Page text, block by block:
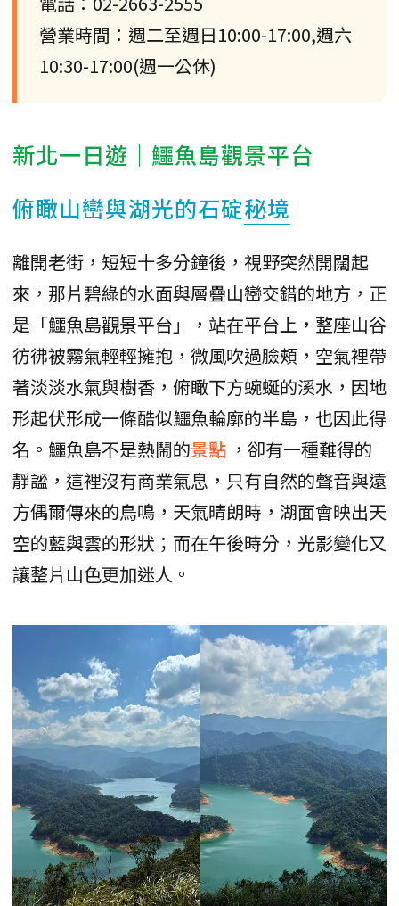
營業時間：週二至週日10:00-17:00,週六
10:30-17:00(週一公休)
新北一日遊｜鱷魚島觀景平台
俯瞰山巒與湖光的石碇秘境
離開老街，短短十多分鐘後，視野突然開闊起
來，那片碧綠的水面與層疊山巒交錯的地方，正
是「鱷魚島觀景平台」，站在平台上，整座山谷
彷彿被霧氣輕輕擁抱，微風吹過臉頰，空氣裡帶
著淡淡水氣與樹香，俯瞰下方蜿蜒的溪水，因地
形起伏形成一條酷似鱷魚輪廓的半島，也因此得
名。鱷魚島不是熱鬧的景點 ，卻有一種難得的
靜謐，這裡沒有商業氣息，只有自然的聲音與遠
方偶爾傳來的鳥鳴，天氣晴朗時，湖面會映出天
空的藍與雲的形狀；而在午後時分，光影變化又
讓整片山色更加迷人。